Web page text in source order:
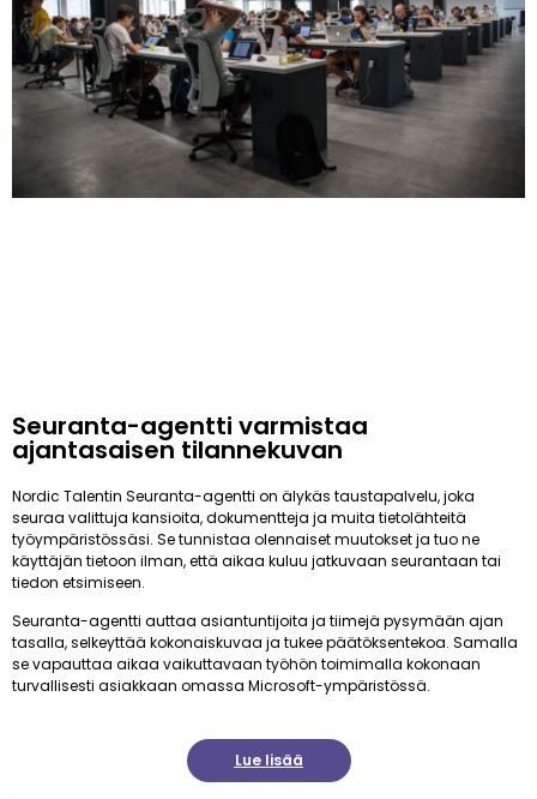
Seuranta-agentti varmistaa
ajantasaisen tilannekuvan
Nordic Talentin Seuranta-agentti on älykäs taustapalvelu, joka
seuraa valittuja kansioita, dokumentteja ja muita tietolähteitä
työympäristössäsi. Se tunnistaa olennaiset muutokset ja tuo ne
käyttäjän tietoon ilman, että aikaa kuluu jatkuvaan seurantaan tai
tiedon etsimiseen.
Seuranta-agentti auttaa asiantuntijoita ja tiimejä pysymään ajan
tasalla, selkeyttää kokonaiskuvaa ja tukee päätöksentekoa. Samalla
se vapauttaa aikaa vaikuttavaan työhön toimimalla kokonaan
turvallisesti asiakkaan omassa Microsoft-ympäristössä.
Lue lisää